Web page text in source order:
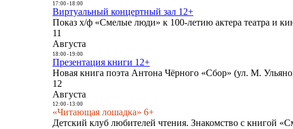
17:00- 18:00
Виртуальный концертный зал 12+
Показ х/ф «Смелые люди» к 100-летию актера театра и
11
Августа
18:00- 19:00
Презентация книги 12+
Новая книга поэта Антона Чёрного «Сбор» (ул. М.
12
Августа
12:00- 13:00
«Читающая лошадка» 6+
Детский клуб любителей чтения. Знакомство с книгой